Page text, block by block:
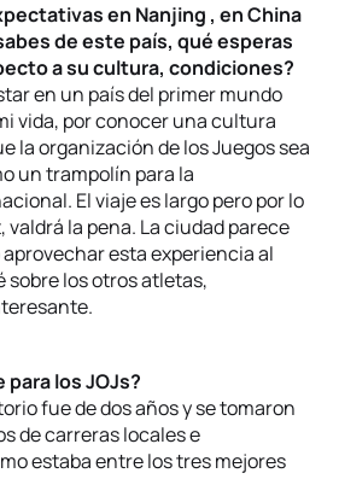
en Nanjing , en China
de este país, qué esperas
a su cultura, condiciones?
en un país del primer mundo
vida, por conocer una cultura
la organización de los Juegos sea
un trampolín para la
El viaje es largo pero por lo
la pena. La ciudad parece
esta experiencia al
sobre los otros atletas,
los JOJs?
fue de dos años y se tomaron
de carreras locales e
estaba entre los tres mejores